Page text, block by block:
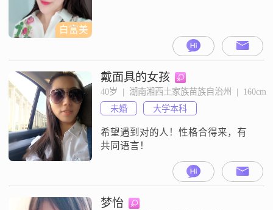
白富美
戴面具的女孩
40岁  |  湖南湘西土家族苗族自治州  |  160cm
未婚
大学本科
希望遇到对的人！性格合得来，有
共同语言！
梦怡